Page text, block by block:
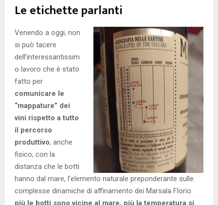
Le etichette parlanti
Venendo a oggi, non
si può tacere
dell’interessantissim
o lavoro che è stato
fatto per
comunicare le
“mappature” dei
vini rispetto a tutto
il percorso
produttivo, anche
fisico, con la
distanza che le botti
hanno dal mare, l’elemento naturale preponderante sulle
complesse dinamiche di affinamento dei Marsala Florio:
più le botti sono vicine al mare, più la temperatura si